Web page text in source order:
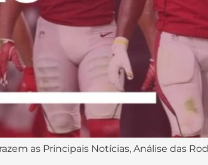
as Principais Notícias, Análise das